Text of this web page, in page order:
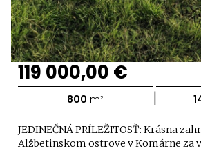
119 000,00 €
800 m² |
JEDINEČNÁ PRÍLEŽITOSŤ: Krásna
Alžbetinskom ostrove v Komárne za